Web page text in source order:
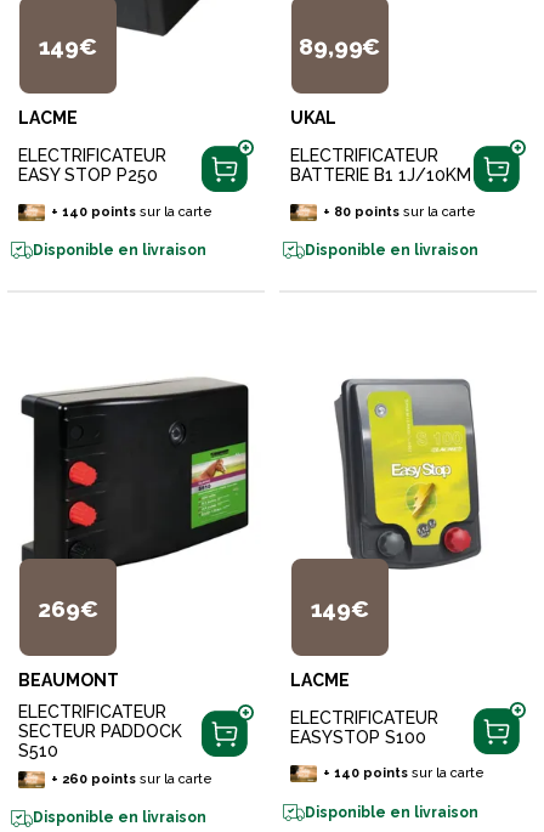
149€
LACME
ELECTRIFICATEUR
EASY STOP P250
+ 140pointssur la carte
Disponible en livraison
89,99€
UKAL
ELECTRIFICATEUR
BATTERIE B1 1J/10KM
+ 80pointssur la carte
Disponible en livraison
269€
BEAUMONT
ELECTRIFICATEUR
SECTEUR PADDOCK
S510
+ 260pointssur la carte
Disponible en livraison
149€
LACME
ELECTRIFICATEUR
EASYSTOP S100
+ 140pointssur la carte
Disponible en livraison